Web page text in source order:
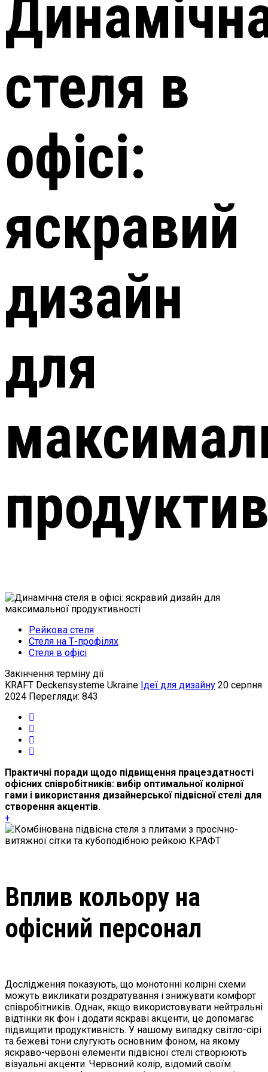
стеля в
офісі:
яскравий
дизайн
для
Рейкова стеля
Стеля на Т-профілях
Стеля в офісі
Закінчення терміну дії
KRAFT Deckensysteme Ukraine Ідеї для дизайну 20 серпня
2024 Перегляди: 843
Практичні поради щодо підвищення працездатності
офісних співробітників: вибір оптимальної колірної
гами і використання дизайнерської підвісної стелі для
створення акцентів.
+
Вплив кольору на
офісний персонал
Дослідження показують, що монотонні колірні схеми
можуть викликати роздратування і знижувати комфорт
співробітників. Однак, якщо використовувати нейтральні
відтінки як фон і додати яскраві акценти, це допомагає
підвищити продуктивність. У нашому випадку світло-сірі
та бежеві тони слугують основним фоном, на якому
яскраво-червоні елементи підвісної стелі створюють
візуальні акценти. Червоний колір, відомий своїм